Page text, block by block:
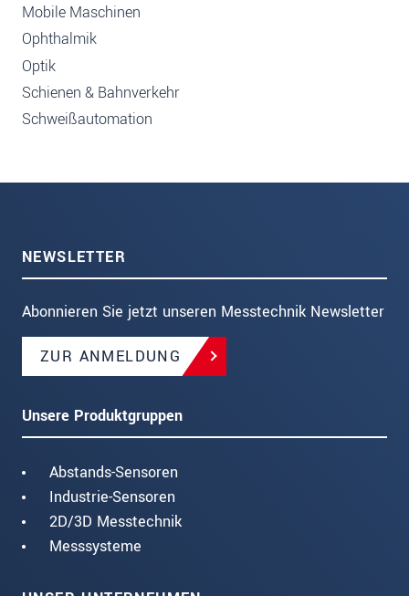
Mobile Maschinen
Ophthalmik
Optik
Schienen & Bahnverkehr
Schweißautomation
NEWSLETTER
Abonnieren Sie jetzt unseren Messtechnik Newsletter
ZUR ANMELDUNG
Unsere Produktgruppen
Abstands-Sensoren
Industrie-Sensoren
2D/3D Messtechnik
Messsysteme